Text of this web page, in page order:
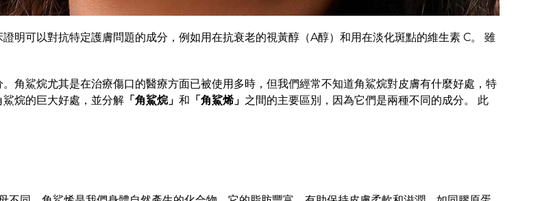
明可以對抗特定護膚問題的成分，例如用在抗衰老的視黃醇（A醇）和用在淡化斑點的維生素 C。 雖
角鯊烷尤其是在治療傷口的醫療方面已被使用多時，但我們經常不知道角鯊烷對皮膚有什麼好處，特
烷的巨大好處，並分解 「角鯊烷」 和 「角鯊烯」 之間的主要區別，因為它們是兩種不同的成分。 此